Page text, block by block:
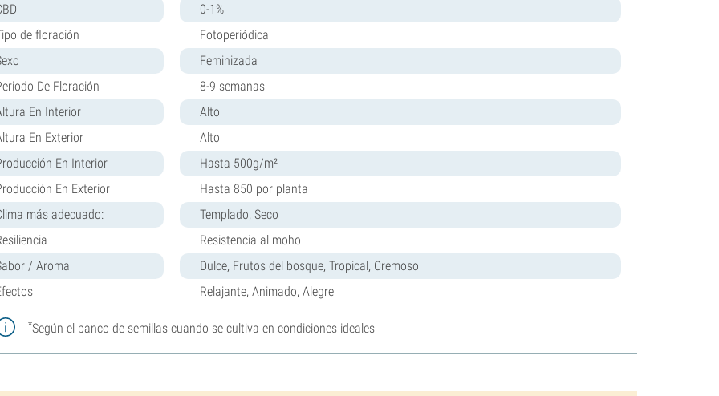
0-1%
de floración
Fotoperiódica
Feminizada
De Floración
8-9 semanas
En Interior
Alto
En Exterior
Alto
En Interior
Hasta 500g/m²
En Exterior
Hasta 850 por planta
más adecuado:
Templado, Seco
Resistencia al moho
/ Aroma
Dulce, Frutos del bosque, Tropical, Cremoso
Relajante, Animado, Alegre
*Según el banco de semillas cuando se cultiva en condiciones ideales